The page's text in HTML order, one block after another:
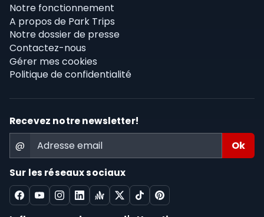
Notre fonctionnement
A propos de Park Trips
Notre dossier de presse
Contactez-nous
Gérer mes cookies
Politique de confidentialité
Recevez notre newsletter!
@
Sur les réseaux sociaux